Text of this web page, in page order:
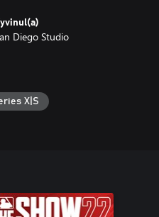
Diego Studio
X|S